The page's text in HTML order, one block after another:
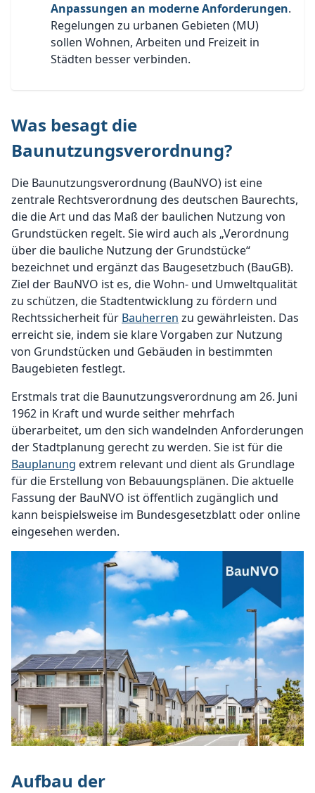
Anpassungen an moderne Anforderungen.
Regelungen zu urbanen Gebieten (MU)
sollen Wohnen, Arbeiten und Freizeit in
Städten besser verbinden.
Was besagt die
Baunutzungsverordnung?
Die Baunutzungsverordnung (BauNVO) ist eine
zentrale Rechtsverordnung des deutschen Baurechts,
die die Art und das Maß der baulichen Nutzung von
Grundstücken regelt. Sie wird auch als „Verordnung
über die bauliche Nutzung der Grundstücke“
bezeichnet und ergänzt das Baugesetzbuch (BauGB).
Ziel der BauNVO ist es, die Wohn- und Umweltqualität
zu schützen, die Stadtentwicklung zu fördern und
Rechtssicherheit für Bauherren zu gewährleisten. Das
erreicht sie, indem sie klare Vorgaben zur Nutzung
von Grundstücken und Gebäuden in bestimmten
Baugebieten festlegt.
Erstmals trat die Baunutzungsverordnung am 26. Juni
1962 in Kraft und wurde seither mehrfach
überarbeitet, um den sich wandelnden Anforderungen
der Stadtplanung gerecht zu werden. Sie ist für die
Bauplanung extrem relevant und dient als Grundlage
für die Erstellung von Bebauungsplänen. Die aktuelle
Fassung der BauNVO ist öffentlich zugänglich und
kann beispielsweise im Bundesgesetzblatt oder online
eingesehen werden.
Aufbau der